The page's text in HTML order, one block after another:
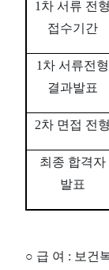
1 차 서류 전형
접수기간
1 차 서류전형
결과발표
2차 면접 전형
최종 합격자
발표
○ 급 여 : 보건